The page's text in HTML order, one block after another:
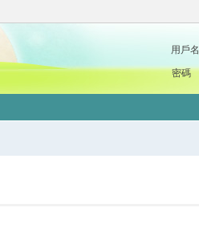
用戶名
密碼